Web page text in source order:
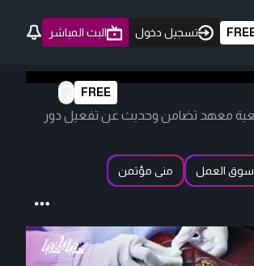
تسجيل دخول البث المباشر
FREE
لجمعية معهد تضامن وحديث عن تفعيل دور
سوق العمل منى مؤتمن